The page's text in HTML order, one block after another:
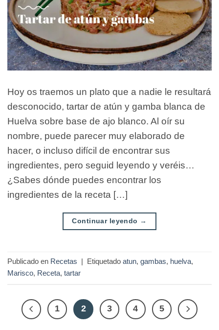
Hoy os traemos un plato que a nadie le resultará
desconocido, tartar de atún y gamba blanca de
Huelva sobre base de ajo blanco. Al oír su
nombre, puede parecer muy elaborado de
hacer, o incluso difícil de encontrar sus
ingredientes, pero seguid leyendo y veréis…
¿Sabes dónde puedes encontrar los
ingredientes de la receta […]
Continuar leyendo →
Publicado en Recetas | Etiquetado atun, gambas, huelva,
Marisco, Receta, tartar
1 2 3 4 5